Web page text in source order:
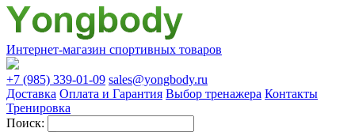
Интернет-магазин спортивных товаров
+7 (985) 339-01-09 sales@yongbody.ru
Доставка Оплата и Гарантия Выбор тренажера Контакты
Тренировка
Поиск: